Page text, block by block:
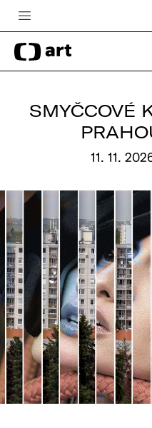
Česká televize
Zpravodajství
Vše o ČT
SMYČCOVÉ
11. 11.